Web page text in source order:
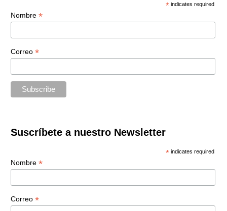
* indicates required
Nombre *
Correo *
Suscríbete a nuestro Newsletter
* indicates required
Nombre *
Correo *